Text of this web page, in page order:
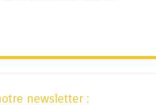
newsletter :